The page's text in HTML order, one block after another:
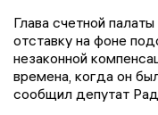
Глава счетной
отставку на фоне
незаконной
времена, когда он
сообщил депутат